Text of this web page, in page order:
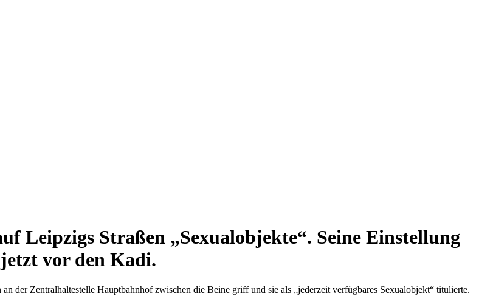
Leipzigs Straßen „Sexualobjekte“. Seine Einstellung
vor den Kadi.
der Zentralhaltestelle Hauptbahnhof zwischen die Beine griff und sie als „jederzeit verfügbares Sexualobjekt“ titulierte.